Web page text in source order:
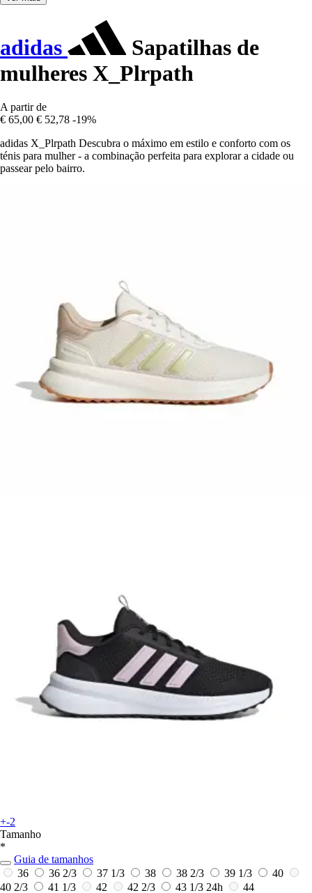
adidas
Sapatilhas de
mulheres X_Plrpath
A partir de
€ 65,00 € 52,78 -19%
adidas X_Plrpath Descubra o máximo em estilo e conforto com os
ténis para mulher - a combinação perfeita para explorar a cidade ou
passear pelo bairro.
+-2
Tamanho
*
Guia de tamanhos
36
36 2/3 37 1/3 38 38 2/3 39 1/3
40
40 2/3
41 1/3 42 42 2/3 43 1/3 24h 44